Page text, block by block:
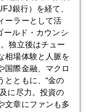
か
銀行）を経て、
ーラーとして活
ールド・カウンシ
独立後はチュー
相場体験と人脈を
国際金融、マクロ
とともに、“金の
に尽力。投資の
文章にファンも多